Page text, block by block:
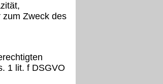
zum Zweck des
1 lit. f DSGVO